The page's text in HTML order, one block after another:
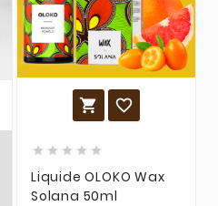
 
    
Liquide OLOKO Wax
Solana 50ml